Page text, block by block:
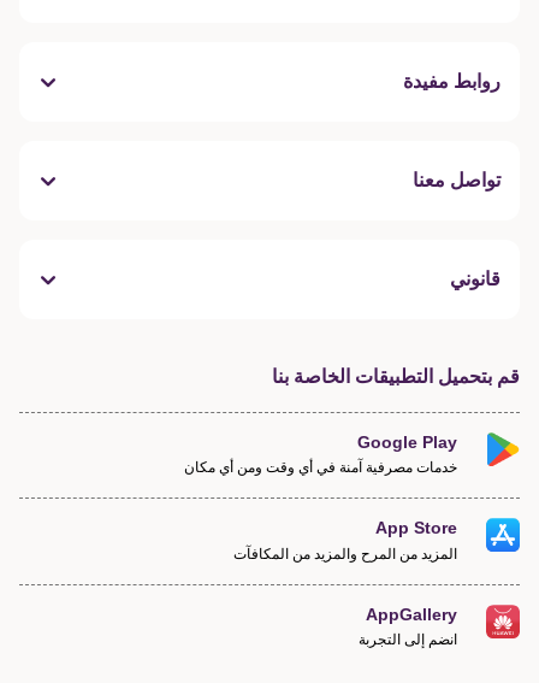
روابط مفيدة
تواصل معنا
قانوني
قم بتحميل التطبيقات الخاصة بنا
Google Play
خدمات مصرفية آمنة في أي وقت ومن أي مكان
App Store
المزيد من المرح والمزيد من المكافآت
AppGallery
انضم إلى التجربة